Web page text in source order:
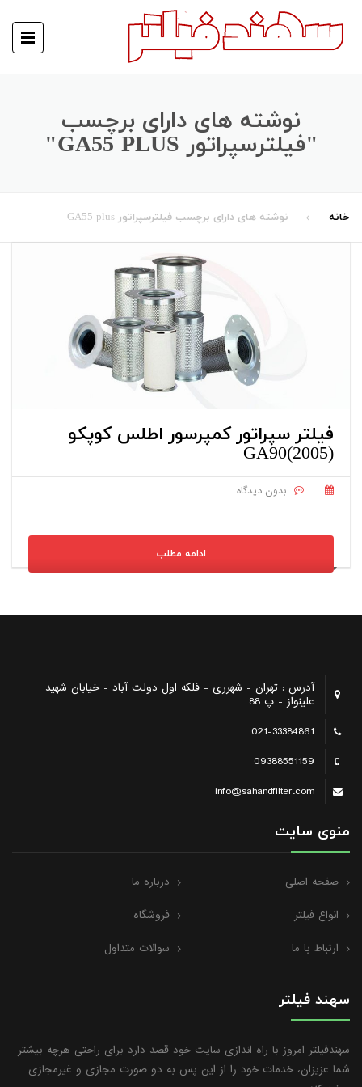
نوشته های دارای برچسب
"فیلترسپراتور GA55 PLUS"
خانه نوشته های دارای برچسب فیلترسپراتور GA55 plus
فیلتر سپراتور کمپرسور اطلس کوپکو
GA90(2005)
بدون دیدگاه
ادامه مطلب
آدرس : تهران - شهرری - فلکه اول دولت آباد - خیابان شهید
علینواز - پ 88
021-33384861
09388551159
info@sahandfilter.com
منوی سایت
صفحه اصلی درباره ما
انواع فیلتر فروشگاه
ارتباط با ما سوالات متداول
سهند فیلتر
سهندفیلتر امروز با راه اندازی سایت خود قصد دارد برای راحتی هرچه بیشتر
شما عزیزان، خدمات خود را از این پس به دو صورت مجازی و غیرمجازی